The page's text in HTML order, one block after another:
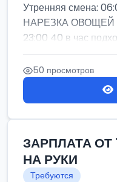
Утренняя смена:
НАРЕЗКА ОВОЩЕЙ
23:00 40 в час
50 просмотров
ЗАРПЛАТА ОТ
НА РУКИ
Требуются